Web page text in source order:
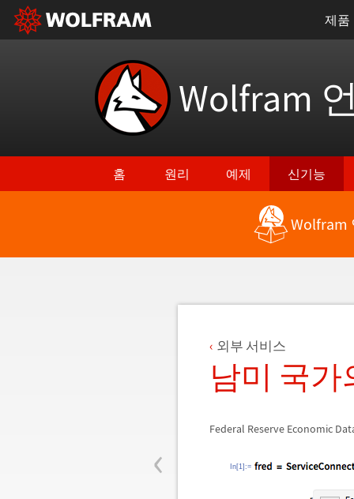
제품
Wolfram
홈 원리 예제 신기능
Wolfram
‹
외부 서비스
남미 국
Federal Reserve Economic
In[1]:=